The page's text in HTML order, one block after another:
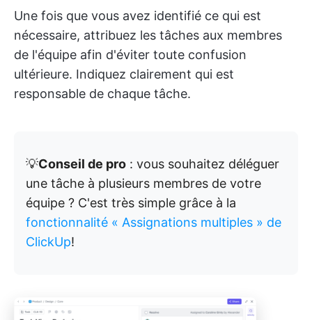
Une fois que vous avez identifié ce qui est
nécessaire, attribuez les tâches aux membres
de l'équipe afin d'éviter toute confusion
ultérieure. Indiquez clairement qui est
responsable de chaque tâche.
💡Conseil de pro : vous souhaitez déléguer
une tâche à plusieurs membres de votre
équipe ? C'est très simple grâce à la
fonctionnalité « Assignations multiples » de
ClickUp!